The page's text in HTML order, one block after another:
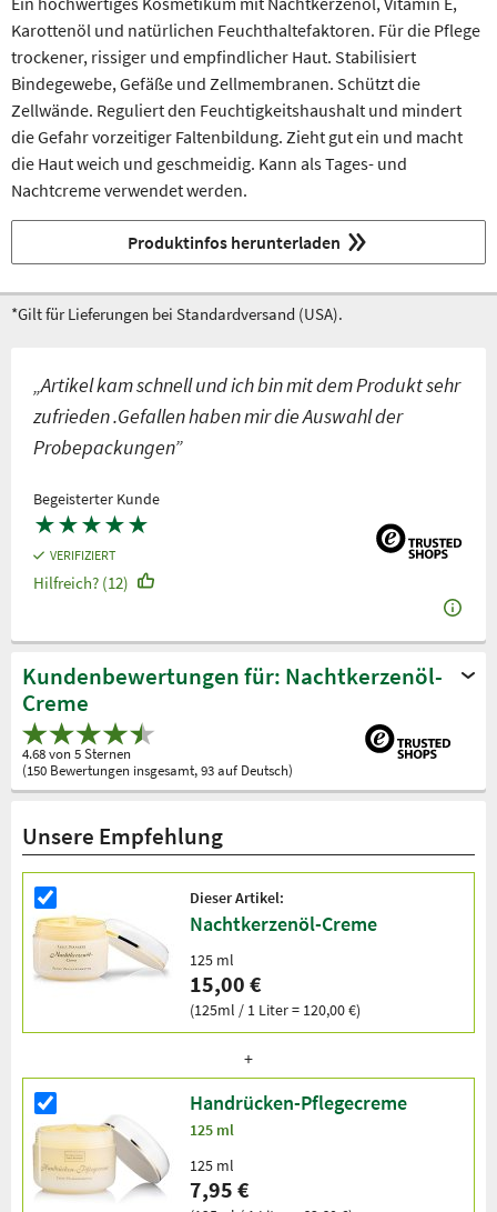
Karottenöl und natürlichen Feuchthaltefaktoren. Für die Pflege
trockener, rissiger und empfindlicher Haut. Stabilisiert
Bindegewebe, Gefäße und Zellmembranen. Schützt die
Zellwände. Reguliert den Feuchtigkeitshaushalt und mindert
die Gefahr vorzeitiger Faltenbildung. Zieht gut ein und macht
die Haut weich und geschmeidig. Kann als Tages- und
Nachtcreme verwendet werden.
Produktinfos herunterladen
*Gilt für Lieferungen bei Standardversand (USA).
„Artikel kam schnell und ich bin mit dem Produkt sehr
zufrieden .Gefallen haben mir die Auswahl der
Probepackungen”
Begeisterter Kunde
★★★★★
VERIFIZIERT
Hilfreich? (12)
Kundenbewertungen für: Nachtkerzenöl-
Creme
4.68 von 5 Sternen
(150 Bewertungen insgesamt, 93 auf Deutsch)
Unsere Empfehlung
Dieser Artikel:
Nachtkerzenöl-Creme
125 ml
15,00 €
(125ml / 1 Liter = 120,00 €)
Handrücken-Pflegecreme
125 ml
125 ml
7,95 €